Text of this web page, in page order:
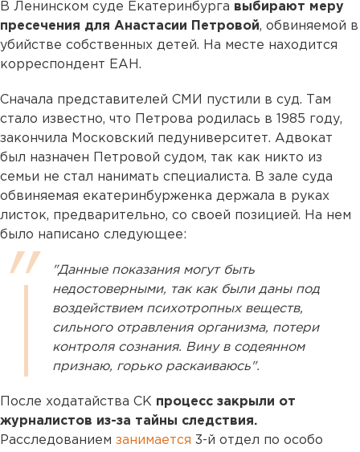
В Ленинском суде Екатеринбурга выбирают меру
пресечения для Анастасии Петровой, обвиняемой в
убийстве собственных детей. На месте находится
корреспондент ЕАН.
Сначала представителей СМИ пустили в суд. Там
стало известно, что Петрова родилась в 1985 году,
закончила Московский педуниверситет. Адвокат
был назначен Петровой судом, так как никто из
семьи не стал нанимать специалиста. В зале суда
обвиняемая екатеринбурженка держала в руках
листок, предварительно, со своей позицией. На нем
было написано следующее:
"Данные показания могут быть
недостоверными, так как были даны под
воздействием психотропных веществ,
сильного отравления организма, потери
контроля сознания. Вину в содеянном
признаю, горько раскаиваюсь".
После ходатайства СК процесс закрыли от
журналистов из-за тайны следствия.
Расследованием занимается 3-й отдел по особо